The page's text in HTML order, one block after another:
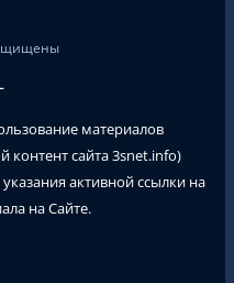
материалов
контент сайта3snet.info)
активной ссылки на
на Сайте.